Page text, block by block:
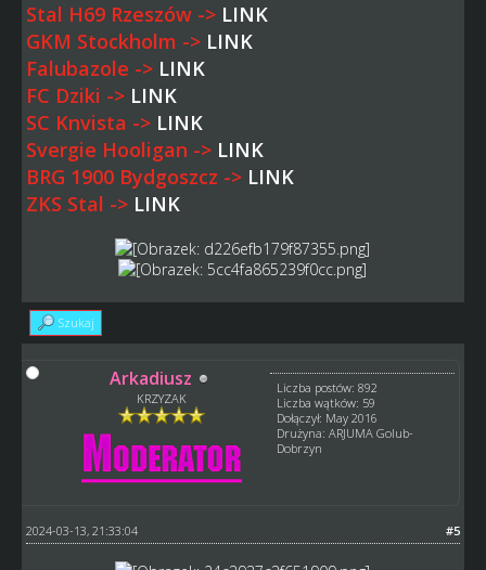
Stal H69 Rzeszów -> LINK
GKM Stockholm -> LINK
Falubazole -> LINK
FC Dziki -> LINK
SC Knvista -> LINK
Svergie Hooligan -> LINK
BRG 1900 Bydgoszcz -> LINK
ZKS Stal -> LINK
Szukaj
Arkadiusz
KRZYZAK
Liczba postów: 892
Liczba wątków: 59
Dołączył: May 2016
Drużyna: ARJUMA Golub-
Dobrzyn
#5
2024-03-13, 21:33:04